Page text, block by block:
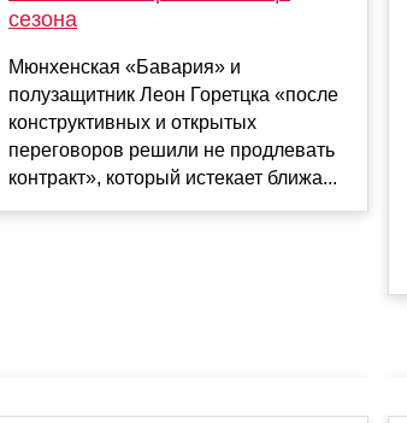
сезона
Мюнхенская «Бавария» и
полузащитник Леон Горетцка «после
конструктивных и открытых
переговоров решили не продлевать
контракт», который истекает ближа...